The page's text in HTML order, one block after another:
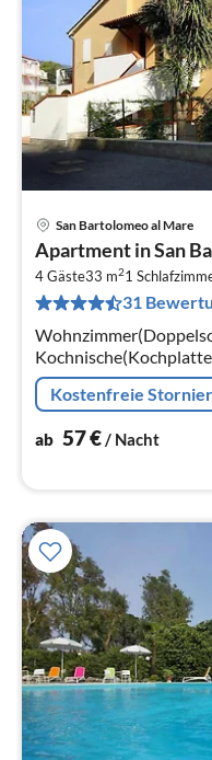
San Bartolomeo al Mare
Apartment in San
4 Gäste33 m21
31
Mikrowelle,
oder 2 Einzelbetten)
Kostenfreie
ab 57€/ Nacht